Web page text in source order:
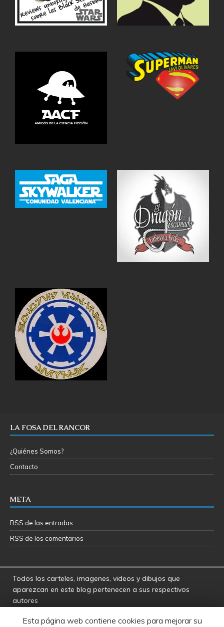
LA FOSA DEL RANCOR
¿Quiénes Somos?
Contacto
META
RSS de las entradas
RSS de los comentarios
Todos los carteles, imagenes, videos y dibujos que
aparezcan en este blog pertenecen a sus respectivos
autores
responsables por las opiniones manifestadas por los
Esta página web contiene cookies para mejorar su